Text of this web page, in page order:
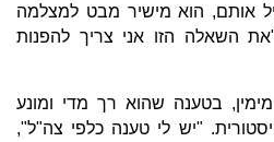
אותם, הוא מישיר מבט למצלמה
השאלה הזו אני צריך להפנות
בטענה שהוא רך מדי ומונע
"יש לי טענה כלפי צה"ל",